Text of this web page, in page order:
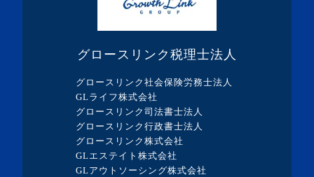
・2020年10月(1記事)
・2020年7月(3記事)
・2020年6月(2記事)
・2020年5月(1記事)
・2020年4月(5記事)
グロースリンク税理士法人
グロースリンク社会保険労務士法人
GLライフ株式会社
グロースリンク司法書士法人
グロースリンク行政書士法人
グロースリンク株式会社
GLエステイト株式会社
GLアウトソーシング株式会社